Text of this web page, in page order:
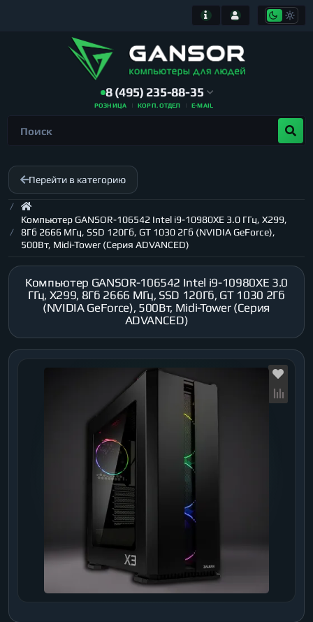
8 (495) 235-88-35
РОЗНИЦА КОРП. ОТДЕЛ E-MAIL
Перейти в категорию
Компьютер GANSOR-106542 Intel i9-10980XE 3.0 ГГц, X299,
8Гб 2666 МГц, SSD 120Гб, GT 1030 2Гб (NVIDIA GeForce),
500Вт, Midi-Tower (Серия ADVANCED)
Компьютер GANSOR-106542 Intel i9-10980XE 3.0
ГГц, X299, 8Гб 2666 МГц, SSD 120Гб, GT 1030 2Гб
(NVIDIA GeForce), 500Вт, Midi-Tower (Серия
ADVANCED)